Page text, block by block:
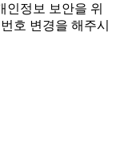
인정보 보안을 위
호 변경을 해주시